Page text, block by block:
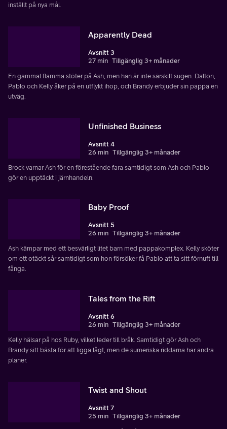
inställt på nya mål.
Apparently Dead
Avsnitt 3
27 min Tillgänglig 3+ månader
En gammal flamma stöter på Ash, men han är inte särskilt sugen. Dalton,
Pablo och Kelly åker på en utflykt ihop, och Brandy erbjuder sin pappa en
utväg.
Unfinished Business
Avsnitt 4
26 min Tillgänglig 3+ månader
Brock varnar Ash för en förestående fara samtidigt som Ash och Pablo
gör en upptäckt i järnhandeln.
Baby Proof
Avsnitt 5
26 min Tillgänglig 3+ månader
Ash kämpar med ett besvärligt litet barn med pappakomplex. Kelly sköter
om ett otäckt sår samtidigt som hon försöker få Pablo att ta sitt förnuft till
fånga.
Tales from the Rift
Avsnitt 6
26 min Tillgänglig 3+ månader
Kelly hälsar på hos Ruby, vilket leder till bråk. Samtidigt gör Ash och
Brandy sitt bästa för att ligga lågt, men de sumeriska riddarna har andra
planer.
Twist and Shout
Avsnitt 7
25 min Tillgänglig 3+ månader